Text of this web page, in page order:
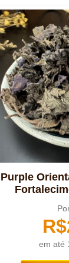
Purple
R$
em até